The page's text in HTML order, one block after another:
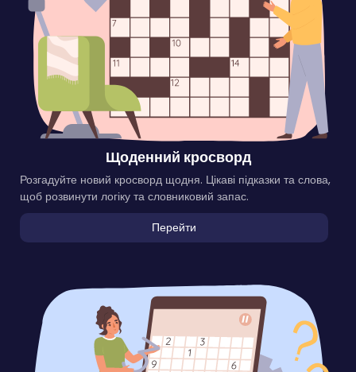
Щоденний кросворд
Розгадуйте новий кросворд щодня. Цікаві підказки та слова,
щоб розвинути логіку та словниковий запас.
Перейти